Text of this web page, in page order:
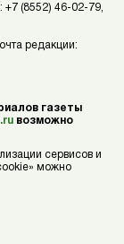
(8552) 46-02-79,
редакции:
газеты
возможно
сервисов и
можно